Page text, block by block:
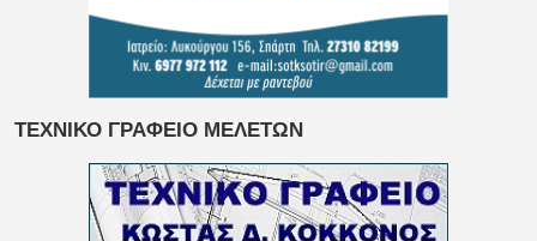
ΤΕΧΝΙΚΟ ΓΡΑΦΕΙΟ ΜΕΛΕΤΩΝ